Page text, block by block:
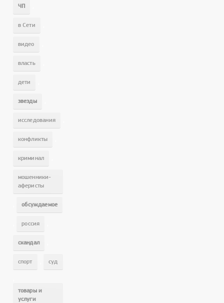
ЧП
в Сети
видео
власть
дети
звезды
исследования
конфликты
криминал
мошенники-
аферисты
обсуждаемое
россия
скандал
спорт суд
товары и
услуги